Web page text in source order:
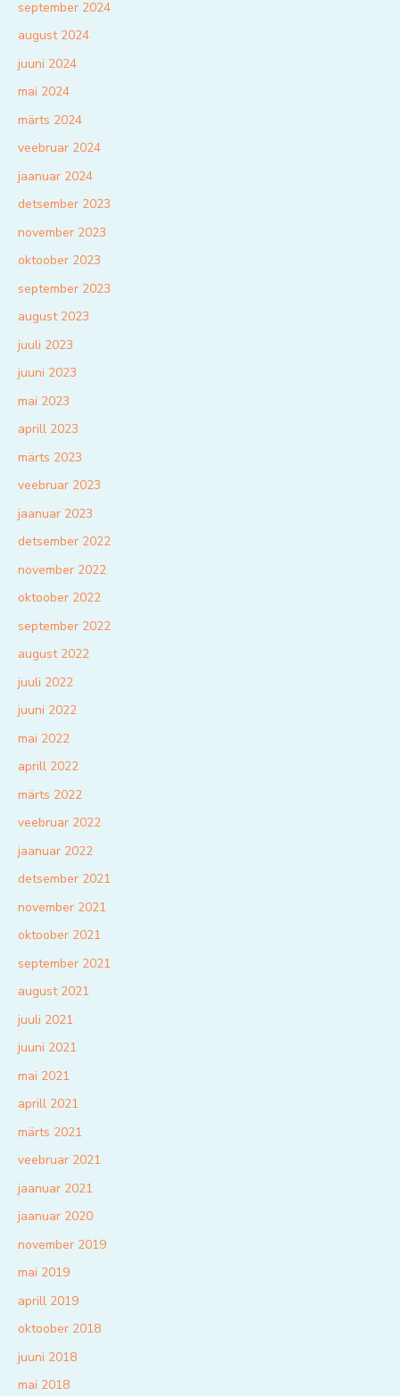
september 2024
august 2024
juuni 2024
mai 2024
märts 2024
veebruar 2024
jaanuar 2024
detsember 2023
november 2023
oktoober 2023
september 2023
august 2023
juuli 2023
juuni 2023
mai 2023
aprill 2023
märts 2023
veebruar 2023
jaanuar 2023
detsember 2022
november 2022
oktoober 2022
september 2022
august 2022
juuli 2022
juuni 2022
mai 2022
aprill 2022
märts 2022
veebruar 2022
jaanuar 2022
detsember 2021
november 2021
oktoober 2021
september 2021
august 2021
juuli 2021
juuni 2021
mai 2021
aprill 2021
märts 2021
veebruar 2021
jaanuar 2021
jaanuar 2020
november 2019
mai 2019
aprill 2019
oktoober 2018
juuni 2018
mai 2018